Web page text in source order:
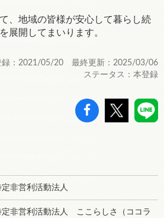
、地域の皆様が安心して暮らし続
展開してまいります。
録：2021/05/20 最終更新：2025/03/06
ステータス：本登録
定非営利活動法人
定非営利活動法人 ここらしさ（ココラ